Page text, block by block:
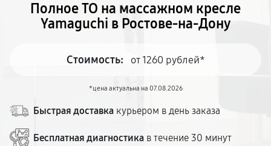
Полное ТО на массажном кресле
Yamaguchi в Ростове-на-Дону
Стоимость: от 1260 рублей*
*цена актуальна на 07.08.2026
Быстрая доставка курьером в день заказа
Бесплатная диагностика в течение 30 минут